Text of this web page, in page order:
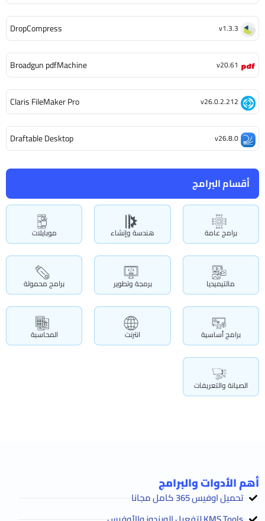
أقسام البرامج
برامج عامة هندسة وإنشاء موبايلات
مالتيميديا برمجة وتطوير برامج محمولة
برامج أساسية انترنت المحاسبة
الصيانة والتعريفات
DropCompress v1.3.3
Broadgun pdfMachine v20.61
Claris FileMaker Pro v26.0.2.212
Draftable Desktop v26.8.0
أهم الأدوات والبرامج
تحميل اوفيس 365 كامل مجانا